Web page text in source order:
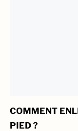
COMMENT
PIED ?